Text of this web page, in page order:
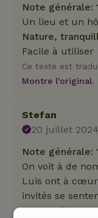
Note générale:
Un lieu et un
Nature,
Facile à utiliser
Ce texte est
Montre l'original.
Stefan
20 juillet 2024
Note générale:
On voit à de
Luis ont à
invités se
on appelle ça